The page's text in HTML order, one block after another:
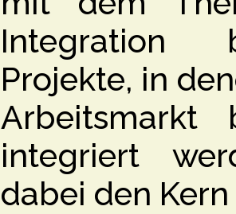
Integration
Projekte, in
Arbeitsmarkt
integriert
dabei den